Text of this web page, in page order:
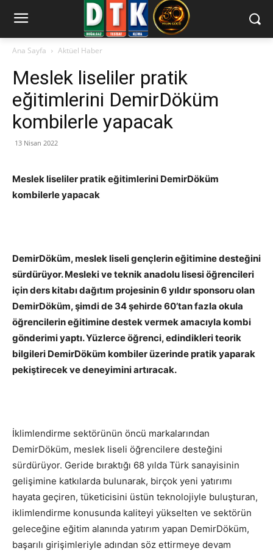
Ana Sayfa Aktüel Haber
Meslek liseliler pratik
eğitimlerini DemirDöküm
kombilerle yapacak
13 Nisan 2022
Meslek liseliler pratik eğitimlerini DemirDöküm
kombilerle yapacak
DemirDöküm, meslek liseli gençlerin eğitimine desteğini
sürdürüyor. Mesleki ve teknik anadolu lisesi öğrencileri
için ders kitabı dağıtım projesinin 6 yıldır sponsoru olan
DemirDöküm, şimdi de 34 şehirde 60’tan fazla okula
öğrencilerin eğitimine destek vermek amacıyla kombi
gönderimi yaptı. Yüzlerce öğrenci, edindikleri teorik
bilgileri DemirDöküm kombiler üzerinde pratik yaparak
pekiştirecek ve deneyimini artıracak.
İklimlendirme sektörünün öncü markalarından
DemirDöküm, meslek liseli öğrencilere desteğini
sürdürüyor. Geride bıraktığı 68 yılda Türk sanayisinin
gelişimine katkılarda bulunarak, birçok yeni yatırımı
hayata geçiren, tüketicisini üstün teknolojiyle buluşturan,
iklimlendirme konusunda kaliteyi yükselten ve sektörün
geleceğine eğitim alanında yatırım yapan DemirDöküm,
başarılı girişimleriyle adından söz ettirmeye devam